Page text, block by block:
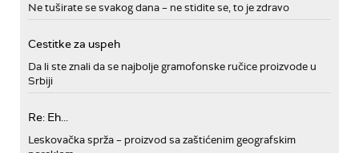
Ne tuširate se svakog dana – ne stidite se, to je zdravo
Cestitke za uspeh
Da li ste znali da se najbolje gramofonske ručice proizvode u
Srbiji
Re: Eh...
Leskovačka sprža – proizvod sa zaštićenim geografskim